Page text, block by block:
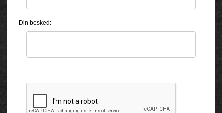
Din besked: